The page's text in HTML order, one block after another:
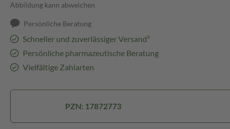
Abbildung kann abweichen
Persönliche Beratung
Schneller und zuverlässiger Versand³
Persönliche pharmazeutische Beratung
Vielfältige Zahlarten
PZN: 17872773